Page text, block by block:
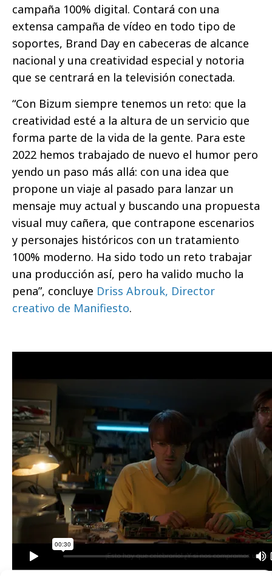
campaña 100% digital. Contará con una
extensa campaña de vídeo en todo tipo de
soportes, Brand Day en cabeceras de alcance
nacional y una creatividad especial y notoria
que se centrará en la televisión conectada.
“Con Bizum siempre tenemos un reto: que la
creatividad esté a la altura de un servicio que
forma parte de la vida de la gente. Para este
2022 hemos trabajado de nuevo el humor pero
yendo un paso más allá: con una idea que
propone un viaje al pasado para lanzar un
mensaje muy actual y buscando una propuesta
visual muy cañera, que contrapone escenarios
y personajes históricos con un tratamiento
100% moderno. Ha sido todo un reto trabajar
una producción así, pero ha valido mucho la
pena”, concluye Driss Abrouk, Director
creativo de Manifiesto.